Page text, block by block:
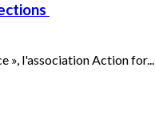
», l'association Action for...